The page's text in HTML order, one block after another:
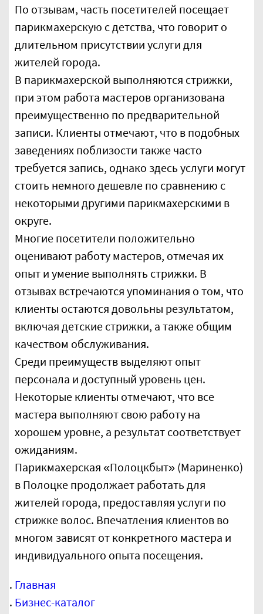
По отзывам, часть посетителей посещает
парикмахерскую с детства, что говорит о
длительном присутствии услуги для
жителей города.
В парикмахерской выполняются стрижки,
при этом работа мастеров организована
преимущественно по предварительной
записи. Клиенты отмечают, что в подобных
заведениях поблизости также часто
требуется запись, однако здесь услуги могут
стоить немного дешевле по сравнению с
некоторыми другими парикмахерскими в
округе.
Многие посетители положительно
оценивают работу мастеров, отмечая их
опыт и умение выполнять стрижки. В
отзывах встречаются упоминания о том, что
клиенты остаются довольны результатом,
включая детские стрижки, а также общим
качеством обслуживания.
Среди преимуществ выделяют опыт
персонала и доступный уровень цен.
Некоторые клиенты отмечают, что все
мастера выполняют свою работу на
хорошем уровне, а результат соответствует
ожиданиям.
Парикмахерская «Полоцкбыт» (Мариненко)
в Полоцке продолжает работать для
жителей города, предоставляя услуги по
стрижке волос. Впечатления клиентов во
многом зависят от конкретного мастера и
индивидуального опыта посещения.
(Мариненко) в Полоцке оказывает услуги
по стрижке волос для взрослых и детей.
Главная
Бизнес-каталог